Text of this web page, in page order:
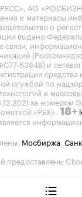
АО
и материалы
о
выдано
связи,
63848) и
службой по
и
за
«РБК». 18+
Мосбиржа
предоставлены